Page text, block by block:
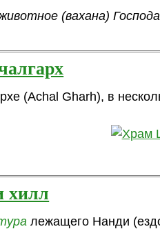
(вахана)
(Achal Gharh), в
хилл
лежащего Нанди